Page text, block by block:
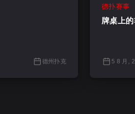
德州扑克
德扑赛事
牌桌上
5 8 月,